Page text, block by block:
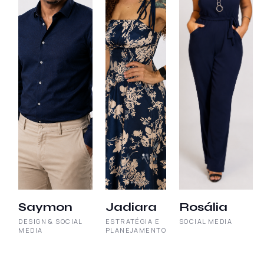
Saymon
DESIGN & SOCIAL
MEDIA
Jadiara
ESTRATÉGIA E
PLANEJAMENTO
Rosália
SOCIAL MEDIA